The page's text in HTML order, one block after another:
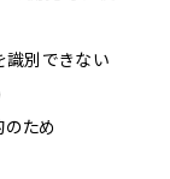
識別できない
のため